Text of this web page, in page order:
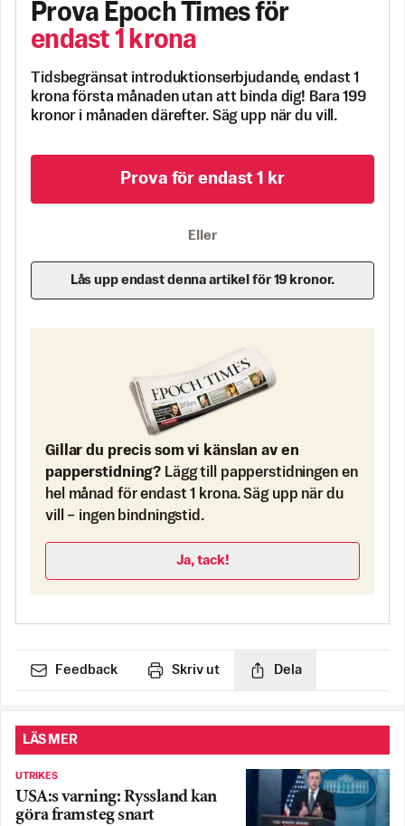
Prova Epoch Times för
endast 1 krona
Tidsbegränsat introduktionserbjudande, endast 1
krona första månaden utan att binda dig! Bara 199
kronor i månaden därefter. Säg upp när du vill.
Prova för endast 1 kr
Eller
Lås upp endast denna artikel för 19 kronor.
Gillar du precis som vi känslan av en
papperstidning? Lägg till papperstidningen en
hel månad för endast 1 krona. Säg upp när du
vill – ingen bindningstid.
Ja, tack!
Feedback Skriv ut Dela
LÄS MER
UTRIKES
USA:s varning: Ryssland kan
göra framsteg snart